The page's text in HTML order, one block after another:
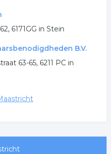
6171GG in Stein
B.V.
63-65, 6211 PC in